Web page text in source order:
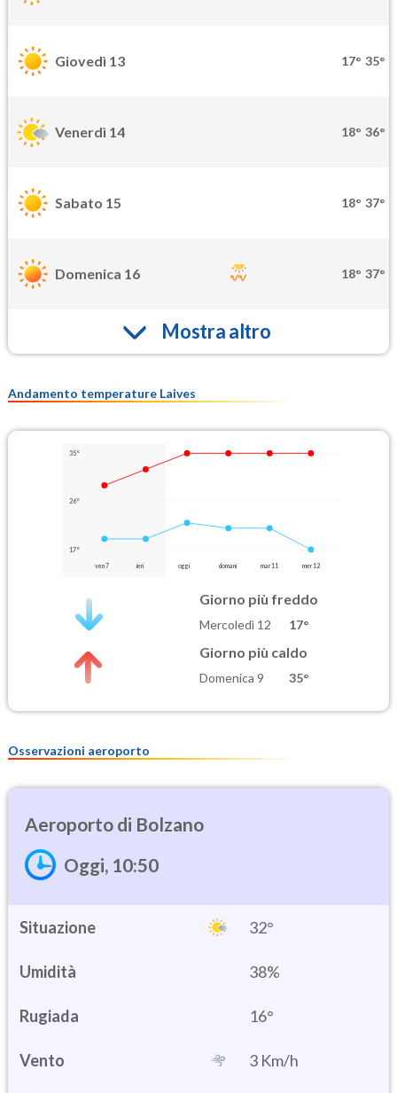
Giovedì 13 17° 35°
Venerdì 14 18° 36°
Sabato 15 18° 37°
Domenica 16 18° 37°
Mostra altro
Andamento temperature Laives
35°
26°
17°
ven 7 ieri oggi domani mar 11 mer 12
Giorno più freddo
Mercoledì 12 17°
Giorno più caldo
Domenica 9 35°
Osservazioni aeroporto
Bolzano
Oggi, 10:50
Situazione 32°
Umidità 38%
16°
Vento 3 Km/h